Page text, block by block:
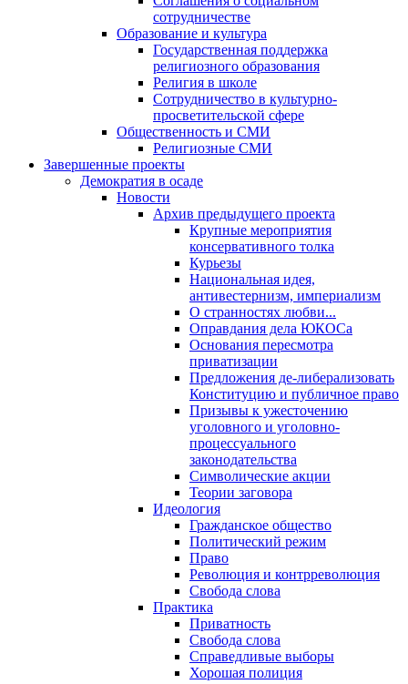
сотрудничестве
Образование и культура
Государственная поддержка
религиозного образования
Религия в школе
Сотрудничество в культурно-
просветительской сфере
Общественность и СМИ
Религиозные СМИ
Завершенные проекты
Демократия в осаде
Новости
Архив предыдущего проекта
Крупные мероприятия
консервативного толка
Курьезы
Национальная идея,
антивестернизм, империализм
О странностях любви...
Оправдания дела ЮКОСа
Основания пересмотра
приватизации
Предложения де-либерализовать
Конституцию и публичное право
Призывы к ужесточению
уголовного и уголовно-
процессуального
законодательства
Символические акции
Теории заговора
Идеология
Гражданское общество
Политический режим
Право
Революция и контрреволюция
Свобода слова
Практика
Приватность
Свобода слова
Справедливые выборы
Хорошая полиция